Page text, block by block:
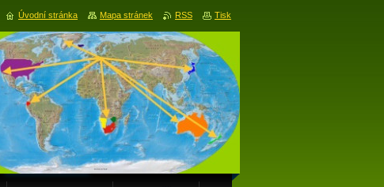
Úvodní stránka Mapa stránek RSS Tisk